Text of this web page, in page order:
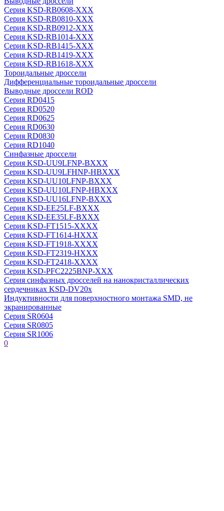
Серия KSD-RB0608-XXX
Серия KSD-RB0810-XXX
Серия KSD-RB0912-XXX
Серия KSD-RB1014-XXX
Серия KSD-RB1415-XXX
Серия KSD-RB1419-XXX
Серия KSD-RB1618-XXX
Тороидальные дроссели
Дифференциальные тороидальные дроссели
Выводные дроссели ROD
Серия RD0415
Серия RD0520
Серия RD0625
Серия RD0630
Серия RD0830
Серия RD1040
Синфазные дроссели
Серия KSD-UU9LFNP-BXXX
Серия KSD-UU9LFHNP-HBXXX
Серия KSD-UU10LFNP-BXXX
Серия KSD-UU10LFNP-HBXXX
Серия KSD-UU16LFNP-BXXX
Серия KSD-EE25LF-BXXX
Серия KSD-EE35LF-BXXX
Серия KSD-FT1515-XXXX
Серия KSD-FT1614-HXXX
Серия KSD-FT1918-XXXX
Серия KSD-FT2319-HXXX
Серия KSD-FT2418-XXXX
Серия KSD-PFC2225BNP-XXX
Серия синфазных дросселей на нанокристаллических
сердечниках KSD-DV20x
Индуктивности для поверхностного монтажа SMD, не
экранированные
Серия SR0604
Серия SR0805
Серия SR1006
0